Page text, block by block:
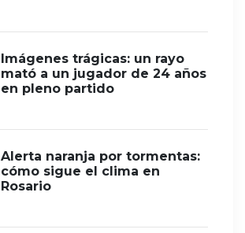
Imágenes trágicas: un rayo
mató a un jugador de 24 años
en pleno partido
Alerta naranja por tormentas:
cómo sigue el clima en
Rosario